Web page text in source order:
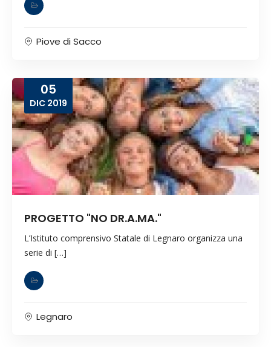
Piove di Sacco
05
DIC 2019
PROGETTO "NO DR.A.MA."
L’Istituto comprensivo Statale di Legnaro organizza una
serie di […]
Legnaro